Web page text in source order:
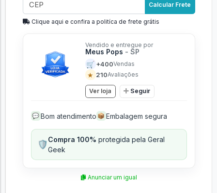
Calcular Frete
Clique aqui e confira a politíca de frete grátis
Vendido e entregue por
Meus Pops - SP
🛒 +400Vendas
★ 210Avaliações
Ver loja Seguir
💬 Bom atendimento 📦 Embalagem segura
🛡️Compra 100% protegida pela Geral
Geek
Anunciar um igual